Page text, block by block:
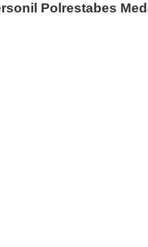
Polrestabes